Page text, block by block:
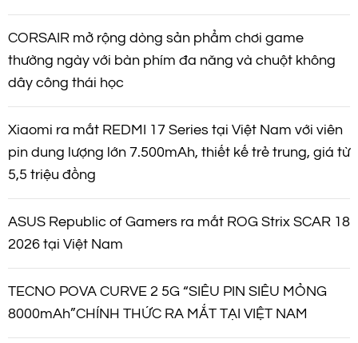
n
g
à
i
v
i
ế
t
CORSAIR mở rộng dòng sản phẩm chơi game
thường ngày với bàn phím đa năng và chuột không
dây công thái học
Xiaomi ra mắt REDMI 17 Series tại Việt Nam với viên
pin dung lượng lớn 7.500mAh, thiết kế trẻ trung, giá từ
5,5 triệu đồng
ASUS Republic of Gamers ra mắt ROG Strix SCAR 18
2026 tại Việt Nam
TECNO POVA CURVE 2 5G “SIÊU PIN SIÊU MỎNG
8000mAh”CHÍNH THỨC RA MẮT TẠI VIỆT NAM